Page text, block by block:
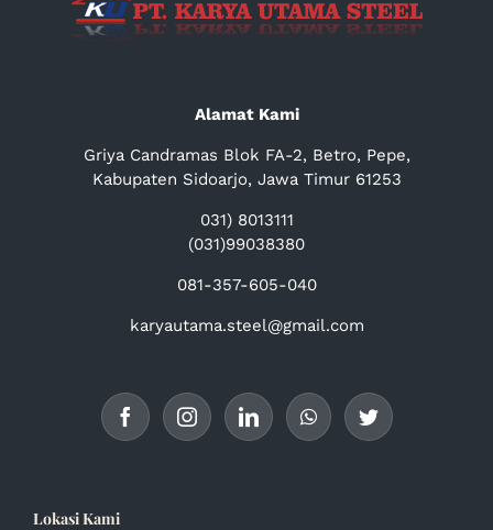
Alamat Kami
Griya Candramas Blok FA-2, Betro, Pepe,
Kabupaten Sidoarjo, Jawa Timur 61253
031) 8013111
(031)99038380
081-357-605-040
karyautama.steel@gmail.com
Lokasi Kami